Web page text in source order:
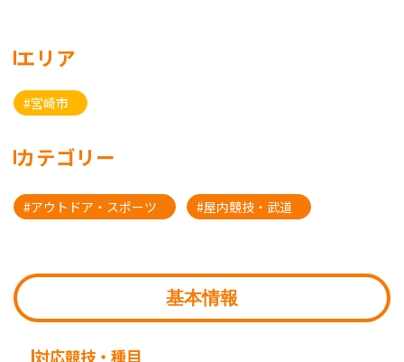
エリア
#宮崎市
カテゴリー
#アウトドア・スポーツ #屋内競技・武道
基本情報
対応競技・種目